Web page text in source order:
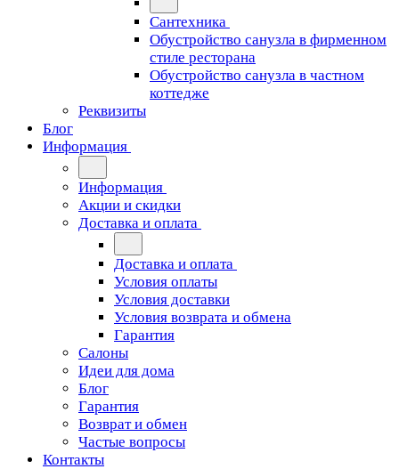
Сантехника
Обустройство санузла в фирменном
стиле ресторана
Обустройство санузла в частном
коттедже
Реквизиты
Блог
Информация
Информация
Акции и скидки
Доставка и оплата
Доставка и оплата
Условия оплаты
Условия доставки
Условия возврата и обмена
Гарантия
Салоны
Идеи для дома
Блог
Гарантия
Возврат и обмен
Частые вопросы
Контакты